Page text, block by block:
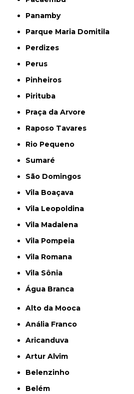
Panamby
Parque Maria Domitila
Perdizes
Perus
Pinheiros
Pirituba
Praça da Arvore
Raposo Tavares
Rio Pequeno
Sumaré
São Domingos
Vila Boaçava
Vila Leopoldina
Vila Madalena
Vila Pompeia
Vila Romana
Vila Sônia
Água Branca
Alto da Mooca
Anália Franco
Aricanduva
Artur Alvim
Belenzinho
Belém